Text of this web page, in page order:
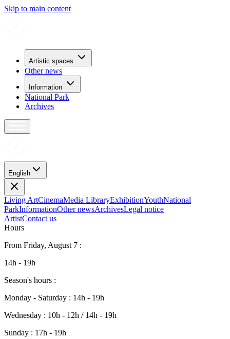
Skip to main content
Artistic spaces
Other news
Information
National Park
Archives
English
Living ArtCinemaMedia LibraryExhibitionYouthNational
ParkInformationOther newsArchivesLegal notice
ArtistContact us
Hours
From Friday, August 7 :
14h - 19h
Season's hours :
Monday - Saturday : 14h - 19h
Wednesday : 10h - 12h / 14h - 19h
Sunday : 17h - 19h